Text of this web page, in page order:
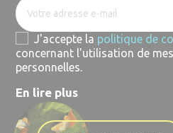
J'accepte la politique de
concernant l'utilisation de
personnelles.
En lire plus